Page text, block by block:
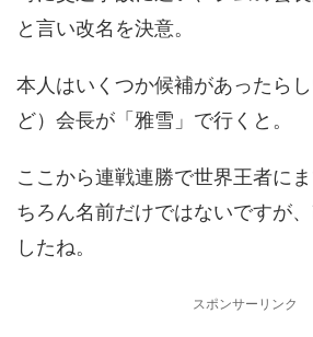
と言い改名を決意。
本人はいくつか候補があったら
ど）会長が「雅雪」で行くと。
ここから連戦連勝で世界王者に
ちろん名前だけではないですが
したね。
スポンサーリンク